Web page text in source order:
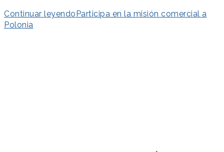
Continuar leyendoParticipa en la misión comercial a
Polonia